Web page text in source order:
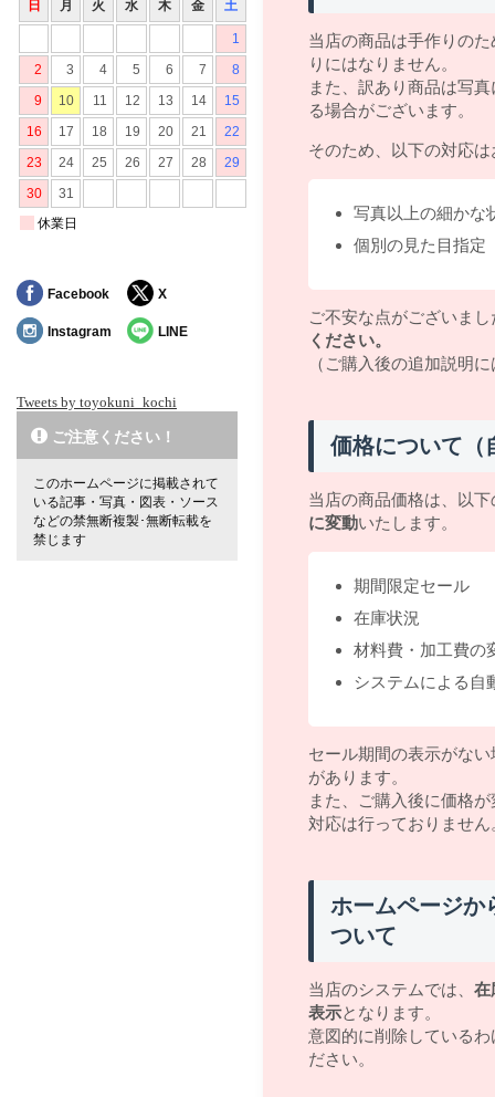
当店の商品は手作りの
りにはなりません。
また、訳あり商品は写
る場合がございます。
そのため、以下の対応
写真以上の細かな
個別の見た目指定
ご不安な点がございまし
ください。
（ご購入後の追加説明
価格について（
当店の商品価格は、以
に変動いたします。
期間限定セール
在庫状況
材料費・加工費の
システムによる自
セール期間の表示がな
があります。
また、ご購入後に価格
対応は行っておりません
ホームページか
ついて
当店のシステムでは、 在
表示となります。
意図的に削除している
ださい。
Facebook X
Instagram LINE
Tweets by toyokuni_kochi
ご注意ください！
このホームページに掲載されて
いる記事・写真・図表・ソース
などの禁無断複製･無断転載を
禁じます